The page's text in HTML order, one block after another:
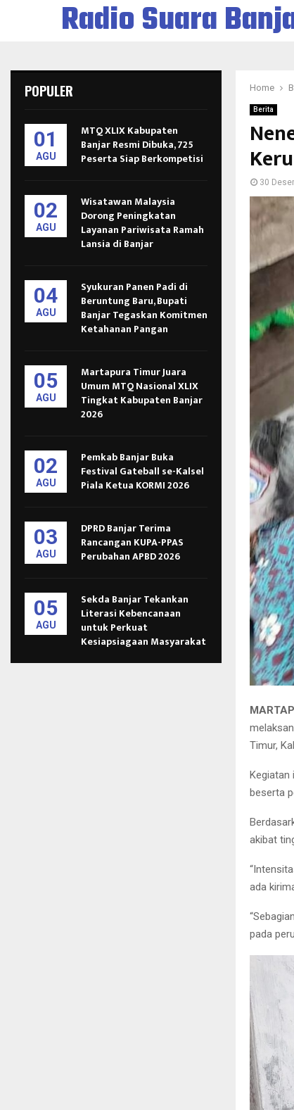
Radio Suara
Home
Berita
30
Timur,
Kegiatan
beserta
akibat
ada
pada
POPULER
01
AGU
MTQ XLIX Kabupaten
Banjar Resmi Dibuka, 725
Peserta Siap Berkompetisi
02
AGU
Wisatawan Malaysia
Dorong Peningkatan
Layanan Pariwisata Ramah
Lansia di Banjar
04
AGU
Syukuran Panen Padi di
Beruntung Baru, Bupati
Banjar Tegaskan Komitmen
Ketahanan Pangan
05
AGU
Martapura Timur Juara
Umum MTQ Nasional XLIX
Tingkat Kabupaten Banjar
2026
02
AGU
Pemkab Banjar Buka
Festival Gateball se-Kalsel
Piala Ketua KORMI 2026
03
AGU
DPRD Banjar Terima
Rancangan KUPA-PPAS
Perubahan APBD 2026
05
AGU
Sekda Banjar Tekankan
Literasi Kebencanaan
untuk Perkuat
Kesiapsiagaan Masyarakat